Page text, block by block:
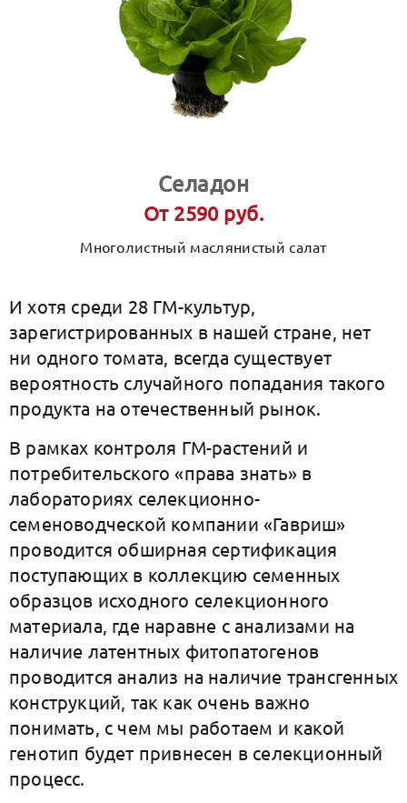
Селадон
От 2590 руб.
Многолистный маслянистый салат
И хотя среди 28 ГМ-культур,
зарегистрированных в нашей стране, нет
ни одного томата, всегда существует
вероятность случайного попадания такого
продукта на отечественный рынок.
В рамках контроля ГМ-растений и
потребительского «права знать» в
лабораториях селекционно-
семеноводческой компании «Гавриш»
проводится обширная сертификация
поступающих в коллекцию семенных
образцов исходного селекционного
материала, где наравне с анализами на
наличие латентных фитопатогенов
проводится анализ на наличие трансгенных
конструкций, так как очень важно
понимать, с чем мы работаем и какой
генотип будет привнесен в селекционный
процесс.